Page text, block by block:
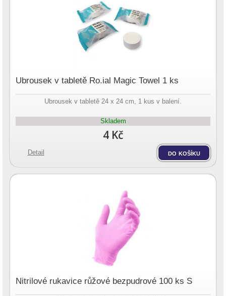
Ubrousek v tabletě Ro.ial Magic Towel 1 ks
Ubrousek v tabletě 24 x 24 cm, 1 kus v balení.
Skladem
4 Kč
Detail do košíku
Nitrilové rukavice růžové bezpudrové 100 ks S